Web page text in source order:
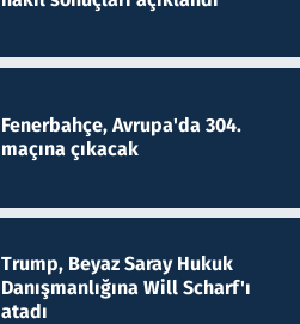
Fenerbahçe, Avrupa'da 304.
maçına çıkacak
Trump, Beyaz Saray Hukuk
Danışmanlığına Will Scharf'ı
atadı